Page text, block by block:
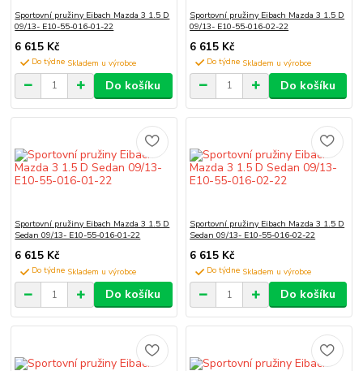
Sportovní pružiny Eibach Mazda 3 1.5 D
09/13- E10-55-016-01-22
6 615 Kč
Do týdne
Do košíku
Sportovní pružiny Eibach Mazda 3 1.5 D
09/13- E10-55-016-02-22
6 615 Kč
Do týdne
Do košíku
Sportovní pružiny Eibach Mazda 3 1.5 D
Sedan 09/13- E10-55-016-01-22
6 615 Kč
Do týdne
Do košíku
Sportovní pružiny Eibach Mazda 3 1.5 D
Sedan 09/13- E10-55-016-02-22
6 615 Kč
Do týdne
Do košíku